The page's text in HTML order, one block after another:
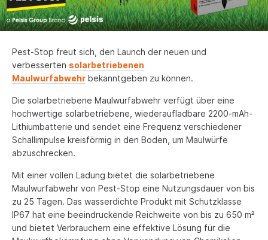
Nachhaltigkeit
UK - English
Français
Español
Italiano
Nederlands
Pest-Stop freut sich, den Launch der neuen und
verbesserten solarbetriebenen
Maulwurfabwehr bekanntgeben zu können.
Die solarbetriebene Maulwurfabwehr verfügt über eine
hochwertige solarbetriebene, wiederaufladbare 2200-mAh-
Lithiumbatterie und sendet eine Frequenz verschiedener
Schallimpulse kreisförmig in den Boden, um Maulwürfe
abzuschrecken.
Mit einer vollen Ladung bietet die solarbetriebene
Maulwurfabwehr von Pest-Stop eine Nutzungsdauer von bis
zu 25 Tagen. Das wasserdichte Produkt mit Schutzklasse
IP67 hat eine beeindruckende Reichweite von bis zu 650 m²
und bietet Verbrauchern eine effektive Lösung für die